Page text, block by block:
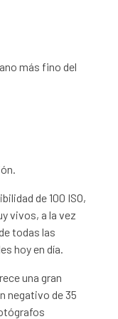
más fino del
de 100 ISO,
vivos, a la vez
todas las
hoy en día.
una gran
negativo de 35